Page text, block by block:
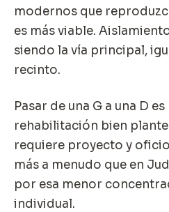
modernos que
es más viable.
siendo la vía principal,
recinto.
Pasar de una G a una D
rehabilitación bien
requiere proyecto y
más a menudo que en
por esa menor
individual.